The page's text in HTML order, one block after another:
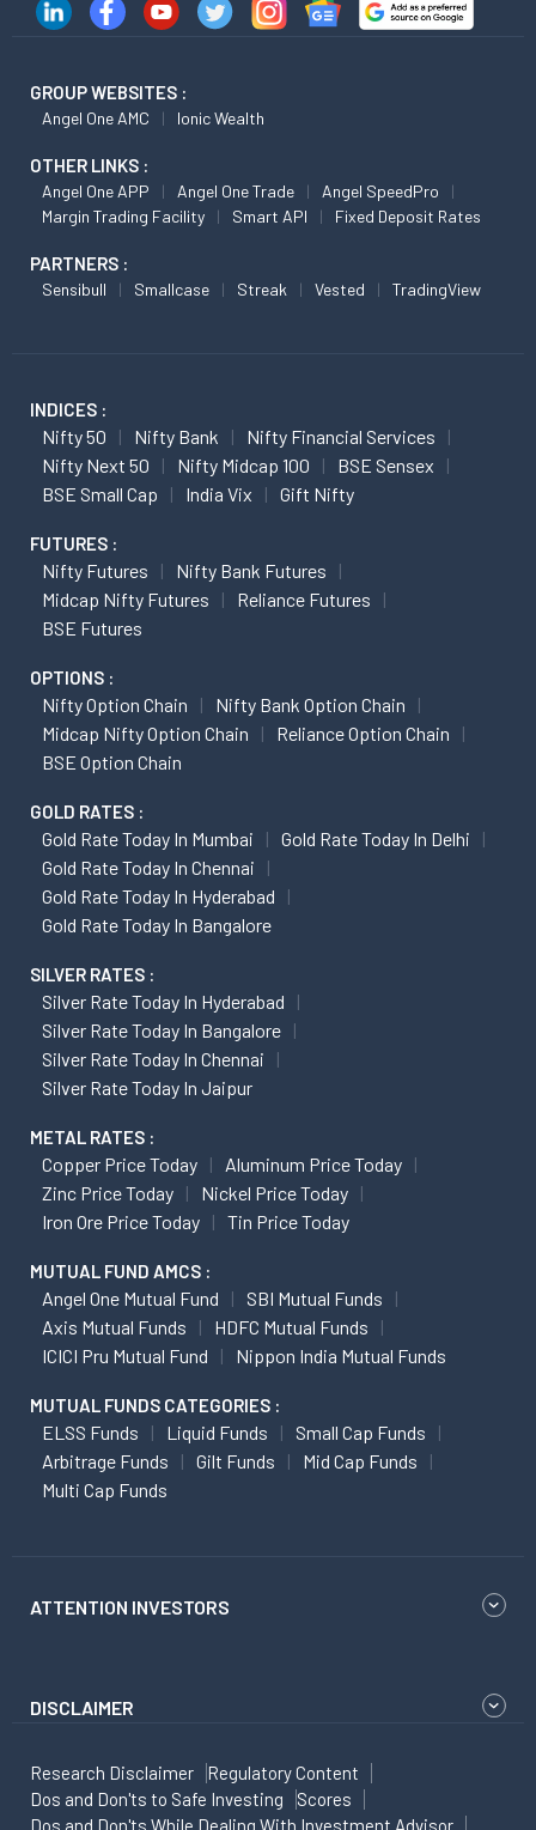
GROUP WEBSITES :
Angel One AMC Ionic Wealth
OTHER LINKS :
Angel One APP Angel One Trade
Angel SpeedPro
Margin Trading Facility
Smart API Fixed Deposit Rates
PARTNERS :
Sensibull Smallcase Streak Vested TradingView
INDICES :
Nifty 50 Nifty Bank
Nifty Financial Services
Nifty Next 50
Nifty Midcap 100
BSE Sensex
BSE Small Cap
India Vix Gift Nifty
FUTURES :
Nifty Futures
Nifty Bank Futures
Midcap Nifty Futures
Reliance Futures
BSE Futures
OPTIONS :
Nifty Option Chain
Nifty Bank Option Chain
Midcap Nifty Option Chain
Reliance Option Chain
BSE Option Chain
GOLD RATES :
Gold Rate Today In Mumbai
Gold Rate Today In Delhi
Gold Rate Today In Chennai
Gold Rate Today In Hyderabad
Gold Rate Today In Bangalore
SILVER RATES :
Silver Rate Today In Hyderabad
Silver Rate Today In Bangalore
Silver Rate Today In Chennai
Silver Rate Today In Jaipur
METAL RATES :
Copper Price Today
Aluminum Price Today
Zinc Price Today
Nickel Price Today
Iron Ore Price Today
Tin Price Today
MUTUAL FUND AMCS :
Angel One Mutual Fund
SBI Mutual Funds
Axis Mutual Funds
HDFC Mutual Funds
ICICI Pru Mutual Fund
Nippon India Mutual Funds
MUTUAL FUNDS CATEGORIES :
ELSS Funds Liquid Funds
Small Cap Funds
Arbitrage Funds
Gilt Funds
Mid Cap Funds
Multi Cap Funds
ATTENTION INVESTORS
DISCLAIMER
Research Disclaimer
Regulatory Content
Dos and Don'ts to Safe Investing
Scores
Dos and Don'ts While Dealing With Investment Advisor